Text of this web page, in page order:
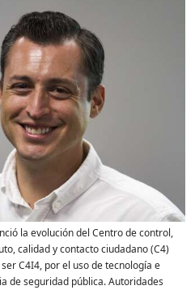
la evolución del Centro de control,
calidad y contacto ciudadano (C4)
C4I4, por el uso de tecnología e
de seguridad pública. Autoridades